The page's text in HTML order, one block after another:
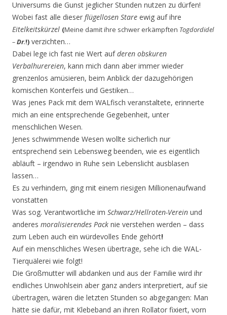
Universums die Gunst jeglicher Stunden nutzen zu dürfen!
Wobei fast alle dieser flügellosen Stare ewig auf ihre
Eitelkeitskürzel (Meine damit ihre schwer erkämpf­ten Togdordidel
–Dr.!) verzichten…
Dabei lege ich fast nie Wert aufderen obskuren
Verbalhurereien, kann mich dann aber immer wie­der
grenzenlos amüsieren, beim Anblick der dazugehörigen
komischen Konterfeis und Gestiken…
Was jenes Pack mit dem WALfisch veranstaltete, erinnerte
mich an eine entsprechende Gegeben­heit, unter
menschlichen Wesen.
Jenes schwimmende Wesen wollte sicherlich nur
entsprechend sein Lebensweg beenden, wie es eigentlich
abläuft – irgendwo in Ruhe sein Lebenslicht ausblasen
lassen…
Es zu verhindern, ging mit einem riesigen Millionenaufwand
vonstatten
Was sog. Verantwortliche im Schwarz/Hellroten-Verein und
anderes moralisierendes Pack nie verste­hen werden – dass
zum Leben auch ein würdevolles Ende gehört!
Auf ein menschliches Wesen übertrage, sehe ich die WAL-
Tierquälerei wie folgt!
Die Großmutter will abdanken und aus der Familie wird ihr
endliches Unwohlsein aber ganz anders interpretiert, auf sie
übertragen, wären die letzten Stunden so abgegangen: Man
hätte sie dafür, mit Klebeband an ihren Rollator fixiert, vorn